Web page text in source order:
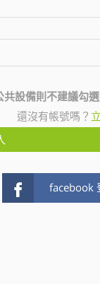
設備則不建議勾選
還沒有帳號嗎？
facebook